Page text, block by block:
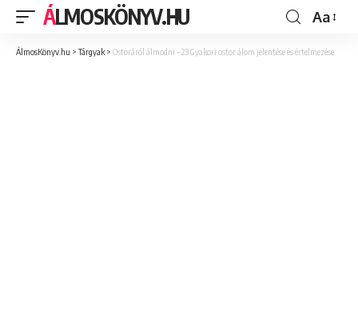
ÁLMOSKÖNYV.HU Aa
ÁlmosKönyv.hu >Tárgyak > Ostoráról álmodni – 23 Gyakori ostor álom jelentése és értelmezése